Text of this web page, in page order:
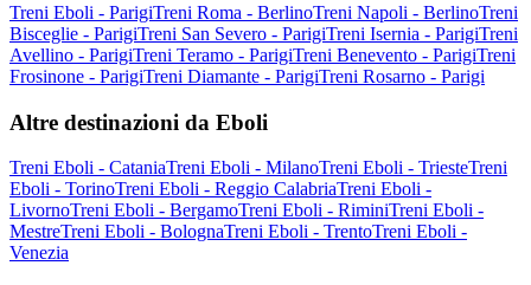
Treni Eboli - ParigiTreni Roma - BerlinoTreni Napoli - BerlinoTreni
Bisceglie - ParigiTreni San Severo - ParigiTreni Isernia - ParigiTreni
Avellino - ParigiTreni Teramo - ParigiTreni Benevento - ParigiTreni
Frosinone - ParigiTreni Diamante - ParigiTreni Rosarno - Parigi
Altre destinazioni da Eboli
Treni Eboli - CataniaTreni Eboli - MilanoTreni Eboli - TriesteTreni
Eboli - TorinoTreni Eboli - Reggio CalabriaTreni Eboli -
LivornoTreni Eboli - BergamoTreni Eboli - RiminiTreni Eboli -
MestreTreni Eboli - BolognaTreni Eboli - TrentoTreni Eboli -
Venezia